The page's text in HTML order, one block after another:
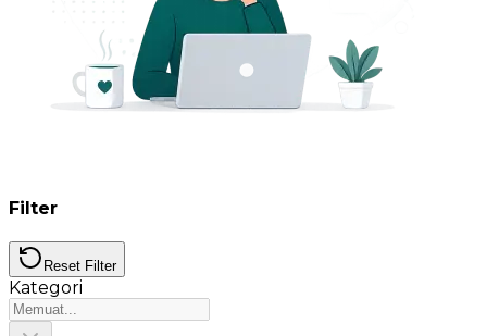
Filter
Reset Filter
Kategori